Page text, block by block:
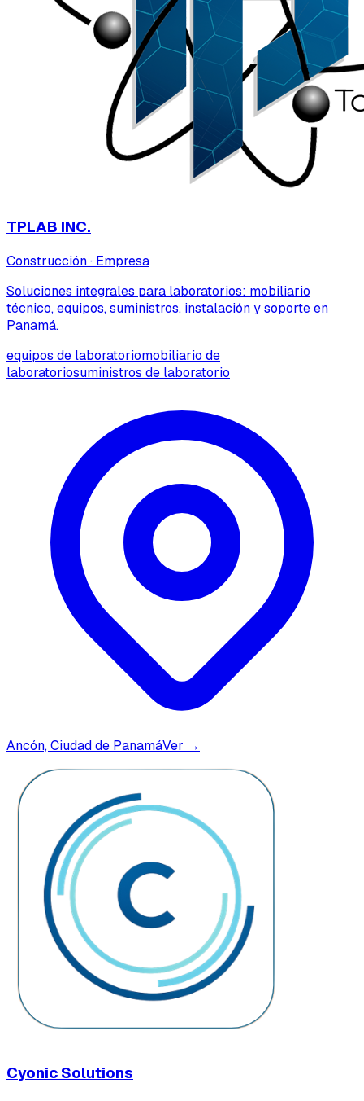
TPLAB INC.
Construcción· Empresa
Soluciones integrales para laboratorios: mobiliario
técnico, equipos, suministros, instalación y soporte en
Panamá.
equipos de laboratoriomobiliario de
laboratoriosuministros de laboratorio
Ancón, Ciudad de PanamáVer →
Cyonic Solutions